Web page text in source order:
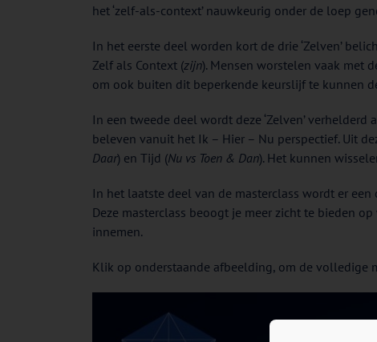
het ‘zelf-als-context’ nauwkeurig onder de loep
In het eerste deel worden kort de drie ‘Zelven’
Zelf als Context (zijn). Mensen worstelen vaak met
om ook buiten dit beperkende keurslijf te kunnen
In een tweede deel wordt deze ‘Zelven’
beleven vanuit het Ik – Hier – Nu perspectief. Uit
Daar) en Tijd (Nu vs Toen & Dan). Het kunnen
In het laatste deel van de masterclass wordt er
Deze masterclass beoogt je meer zicht te bieden
innemen.
Klik op onderstaande afbeelding, om de volledige